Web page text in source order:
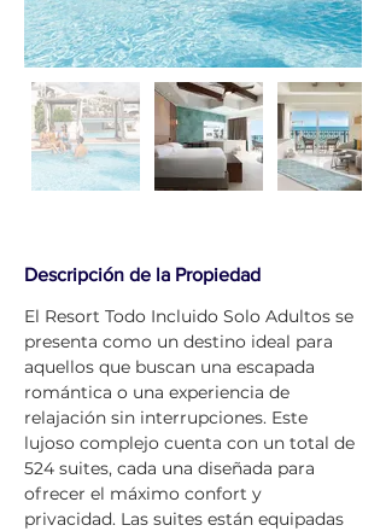
Descripción de la Propiedad
El Resort Todo Incluido Solo Adultos se
presenta como un destino ideal para
aquellos que buscan una escapada
romántica o una experiencia de
relajación sin interrupciones. Este
lujoso complejo cuenta con un total de
524 suites, cada una diseñada para
ofrecer el máximo confort y
privacidad. Las suites están equipadas